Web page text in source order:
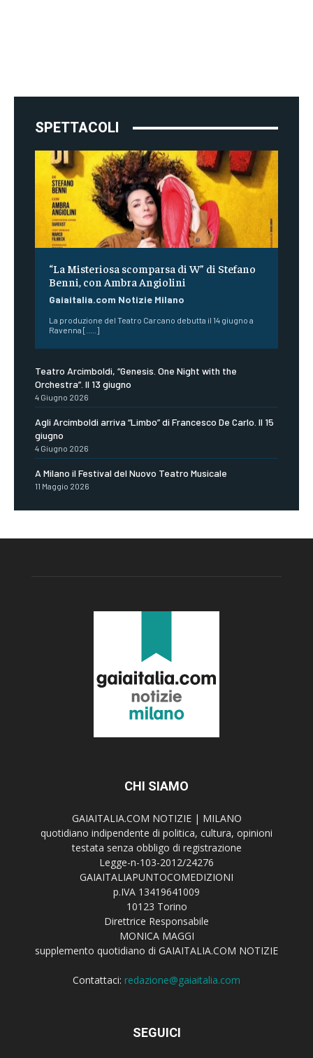
SPETTACOLI
“La Misteriosa scomparsa di W” di Stefano
Benni, con Ambra Angiolini
Gaiaitalia.com Notizie Milano
La produzione del Teatro Carcano debutta il 14 giugno a
Ravenna [.....]
Teatro Arcimboldi, “Genesis. One Night with the
Orchestra”. Il 13 giugno
4 Giugno 2026
Agli Arcimboldi arriva “Limbo” di Francesco De Carlo. Il 15
giugno
4 Giugno 2026
A Milano il Festival del Nuovo Teatro Musicale
11 Maggio 2026
CHI SIAMO
GAIAITALIA.COM NOTIZIE | MILANO
quotidiano indipendente di politica, cultura, opinioni
testata senza obbligo di registrazione
Legge-n-103-2012/24276
GAIAITALIAPUNTOCOMEDIZIONI
p.IVA 13419641009
10123 Torino
Direttrice Responsabile
MONICA MAGGI
supplemento quotidiano di GAIAITALIA.COM NOTIZIE
Contattaci: redazione@gaiaitalia.com
SEGUICI